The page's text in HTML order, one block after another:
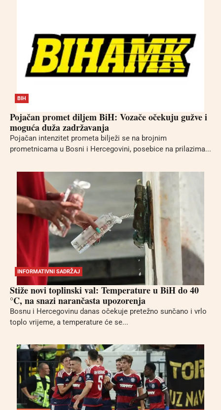
BIH
Pojačan promet diljem BiH: Vozače očekuju gužve i
moguća duža zadržavanja
Pojačan intenzitet prometa bilježi se na brojnim
prometnicama u Bosni i Hercegovini, posebice na prilazima...
INFORMATIVNI SADRŽAJ
Stiže novi toplinski val: Temperature u BiH do 40
°C, na snazi narančasta upozorenja
Bosnu i Hercegovinu danas očekuje pretežno sunčano i vrlo
toplo vrijeme, a temperature će se...